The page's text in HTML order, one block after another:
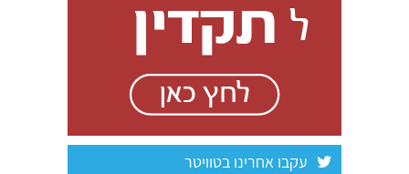
עקבו אחרינו בטוויטר